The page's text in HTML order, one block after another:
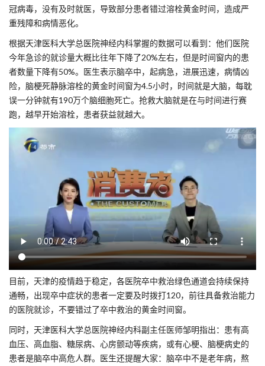
冠病毒，没有及时就医，导致部分患者错过溶栓黄金时间，造成严
重残障和病情恶化。
根据天津医科大学总医院神经内科掌握的数据可以看到：他们医院
今年急诊的就诊量大概比往年下降了20%左右，但是时间窗内的患
者数量下降有50%。医生表示脑卒中，起病急，进展迅速，病情凶
险，脑梗死静脉溶栓的黄金时间窗为4.5小时，时间就是大脑，每耽
误一分钟就有190万个脑细胞死亡。抢救大脑就是在与时间进行赛
跑，越早开始溶栓，患者获益就越大。
目前，天津的疫情趋于稳定，各医院卒中救治绿色通道会持续保持
通畅，出现卒中症状的患者一定要及时拨打120，前往具备救治能力
的医院就诊，不要错过了卒中救治的黄金时间窗。
同时，天津医科大学总医院神经内科副主任医师邹明指出：患有高
血压、高血脂、糖尿病、心房颤动等疾病，或有心梗、脑梗病史的
患者是脑卒中高危人群。医生还提醒大家：脑卒中不是老年病，熬